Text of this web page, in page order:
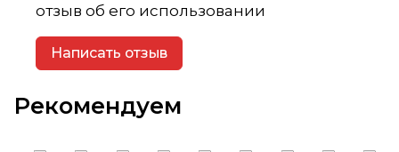
отзыв об его использовании
Написать отзыв
Рекомендуем